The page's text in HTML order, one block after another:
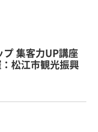
プ 集客力UP講座
松江市観光振興